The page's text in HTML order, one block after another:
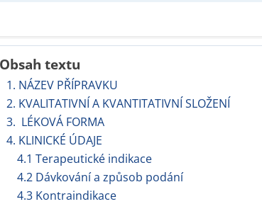
Obsah textu
1. NÁZEV PŘÍPRAVKU
2. KVALITATIVNÍ A KVANTITATIVNÍ SLOŽENÍ
3. LÉKOVÁ FORMA
4. KLINICKÉ ÚDAJE
4.1 Terapeutické indikace
4.2 Dávkování a způsob podání
4.3 Kontraindikace